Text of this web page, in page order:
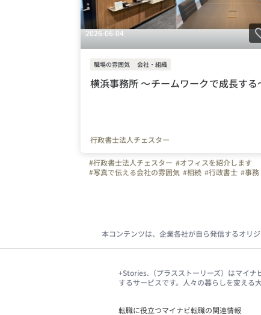
2026-06-04
職場の雰囲気 会社・組織
横浜事務所 〜チームワークで成長する
行政書士法人チェスター
#行政書士法人チェスター #オフィスを紹介します
#写真で伝える会社の雰囲気 #相続 #行政書士 #事務
本コンテンツは、企業各社が自ら発信するオリ
+Stories.（プラスストーリーズ）はマイナ
するサービスです。人々の暮らしを変える
転職に役立つマイナビ転職の関連情報